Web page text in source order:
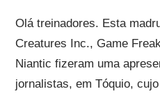
Olá treinadores. Esta
Creatures Inc., Game
Niantic fizeram uma
jornalistas, em Tóquio,